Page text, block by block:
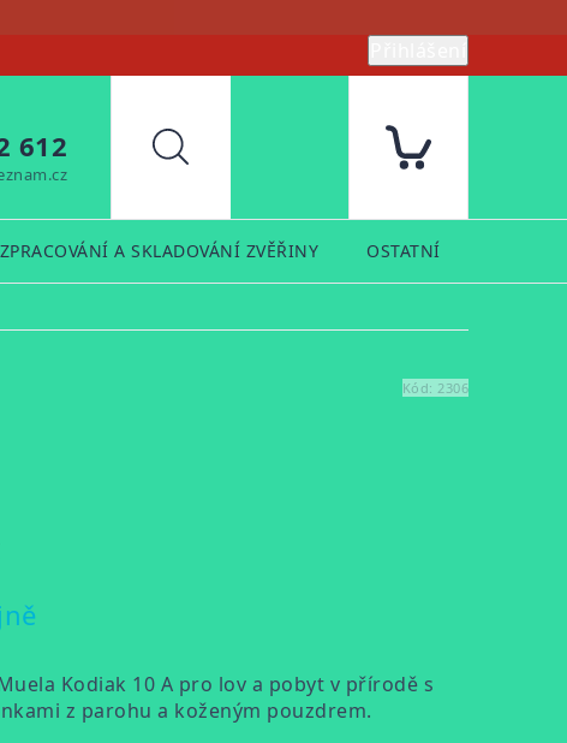
612 Hledat
ZPRACOVÁNÍ A SKLADOVÁNÍ ZVĚŘINY OSTATNÍ
Kód: 2306
Kodiak 10 A pro lov a pobyt v přírodě s
z parohu a koženým pouzdrem.